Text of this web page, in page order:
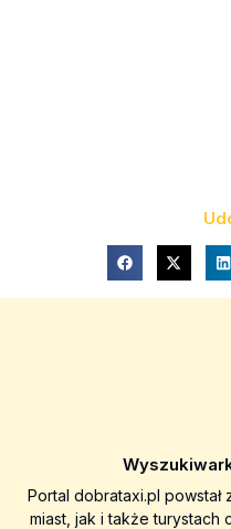
Portal dobrataxi.pl powstał
miast, jak i także turystach